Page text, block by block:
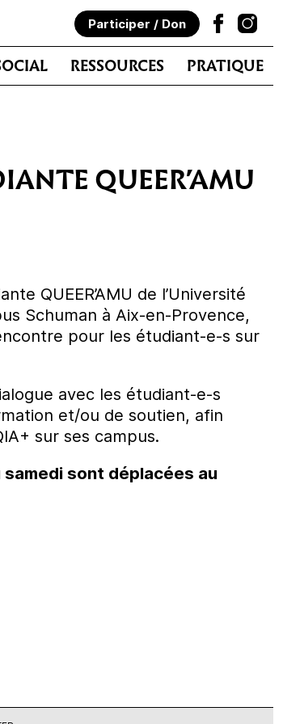
RESSOURCES PRATIQUE
Participer / Don
QUEER’AMU
QUEER’AMU de l’Université
Schuman à Aix-en-Provence,
pour les étudiant-e-s sur
avec les étudiant-e-s
et/ou de soutien, afin
sur ses campus.
samedi sont déplacées au